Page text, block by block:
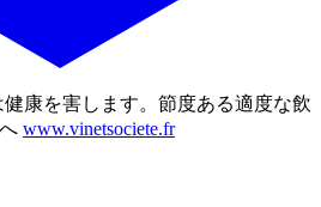
康を害します。節度ある適度な飲
www.vinetsociete.fr